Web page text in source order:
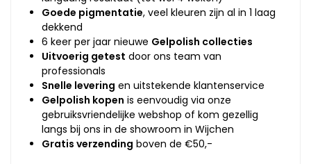
Goede pigmentatie, veel kleuren zijn al in 1 laag
dekkend
6 keer per jaar nieuwe Gelpolish collecties
Uitvoerig getest door ons team van
professionals
Snelle levering en uitstekende klantenservice
Gelpolish kopen is eenvoudig via onze
gebruiksvriendelijke webshop of kom gezellig
langs bij ons in de showroom in Wijchen
Gratis verzending boven de €50,-